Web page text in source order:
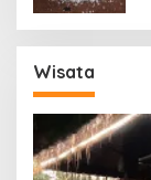
Wisata